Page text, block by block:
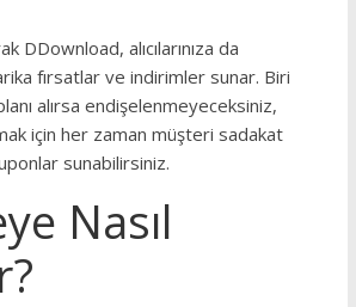
DDownload, alıcılarınıza da
fırsatlar ve indirimler sunar. Biri
alırsa endişelenmeyeceksiniz,
için her zaman müşteri sadakat
sunabilirsiniz.
Nasıl